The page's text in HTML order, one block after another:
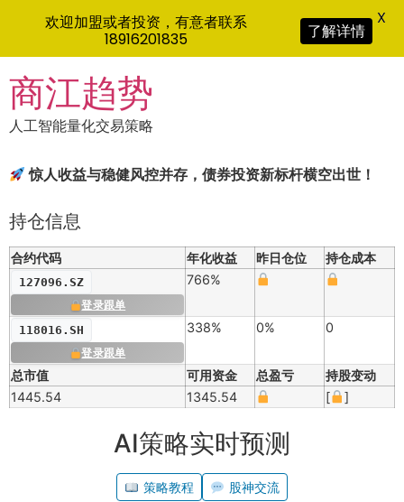
to
content
商江趋势
人工智能量化交易策略
惊人收益与稳健风控并存，债券投资新标杆横空出世！
持仓信息
合约代码 年化收益 昨日仓位 持仓成本
127096.SZ
登录跟单
766%
118016.SH
登录跟单
338% 0% 0
总市值 可用资金 总盈亏
持股变动
1445.54
1345.54 [ ]
AI策略实时预测
策略教程
股神交流
欢迎加盟或者投资，有意者联系
18916201835
了解详情
X